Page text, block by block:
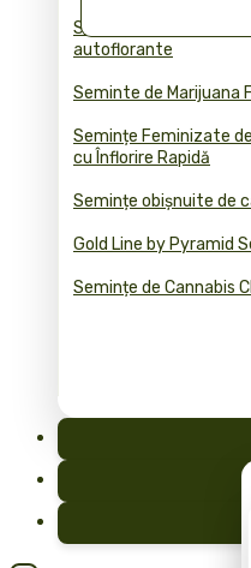
Semințele de cannabis
autoflorante
Seminte de Marijuana
Semințe Feminizate
cu Înflorire Rapidă
Semințe obișnuite de
Gold Line by Pyramid
Semințe de Cannabis